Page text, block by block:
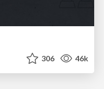
306 46k